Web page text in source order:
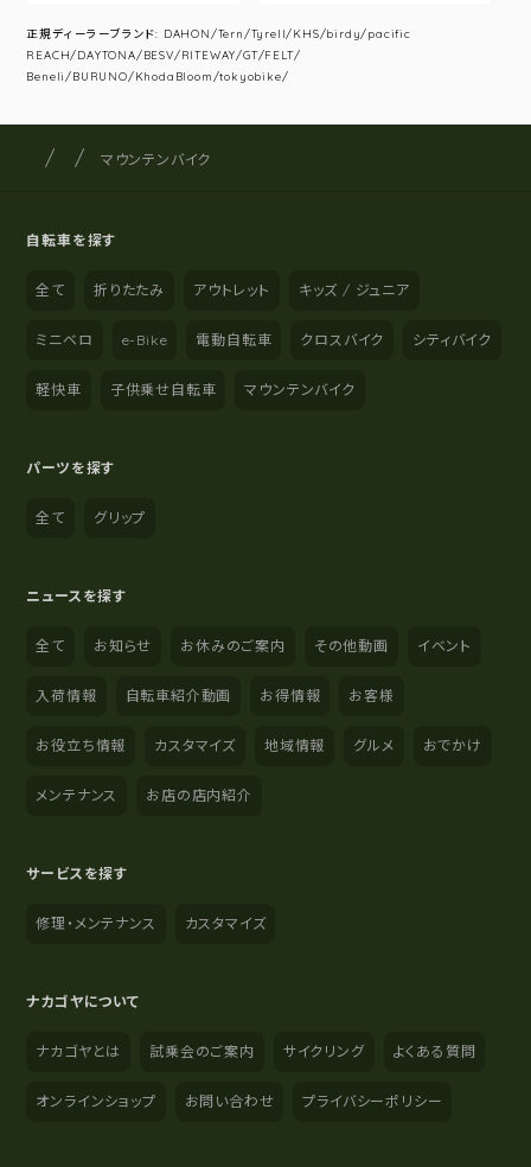
正規ディーラーブランド: DAHON/Tern/Tyrell/KHS/birdy/pacific
REACH/DAYTONA/BESV/RITEWAY/GT/FELT/
Beneli/BURUNO/KhodaBloom/tokyobike/
サイト内の現在地
サイクルショップナカゴヤ
マウンテンバイク
自転車を探す
全て 折りたたみ アウトレット キッズ / ジュニア
ミニベロ e-Bike 電動自転車 クロスバイク シティバイク
軽快車 子供乗せ自転車 マウンテンバイク
パーツを探す
全て グリップ
ニュースを探す
全て お知らせ お休みのご案内 その他動画 イベント
入荷情報 自転車紹介動画 お得情報 お客様
お役立ち情報 カスタマイズ 地域情報 グルメ おでかけ
メンテナンス お店の店内紹介
サービスを探す
修理・メンテナンス カスタマイズ
ナカゴヤについて
ナカゴヤとは 試乗会のご案内 サイクリング よくある質問
オンラインショップ お問い合わせ プライバシーポリシー